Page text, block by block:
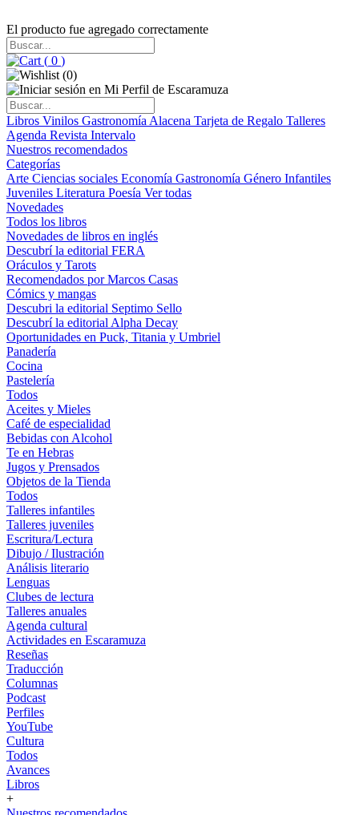
El producto fue agregado correctamente
( 0 )
(0)
Libros Vinilos Gastronomía Alacena Tarjeta de Regalo Talleres
Agenda Revista Intervalo
Nuestros recomendados
Categorías
Arte Ciencias sociales Economía Gastronomía Género Infantiles
Juveniles Literatura Poesía Ver todas
Novedades
Todos los libros
Novedades de libros en inglés
Descubrí la editorial FERA
Oráculos y Tarots
Recomendados por Marcos Casas
Cómics y mangas
Descubri la editorial Septimo Sello
Descubrí la editorial Alpha Decay
Oportunidades en Puck, Titania y Umbriel
Panadería
Cocina
Pastelería
Todos
Aceites y Mieles
Café de especialidad
Bebidas con Alcohol
Te en Hebras
Jugos y Prensados
Objetos de la Tienda
Todos
Talleres infantiles
Talleres juveniles
Escritura/Lectura
Dibujo / Ilustración
Análisis literario
Lenguas
Clubes de lectura
Talleres anuales
Agenda cultural
Actividades en Escaramuza
Reseñas
Traducción
Columnas
Podcast
Perfiles
YouTube
Cultura
Todos
Avances
Libros
+